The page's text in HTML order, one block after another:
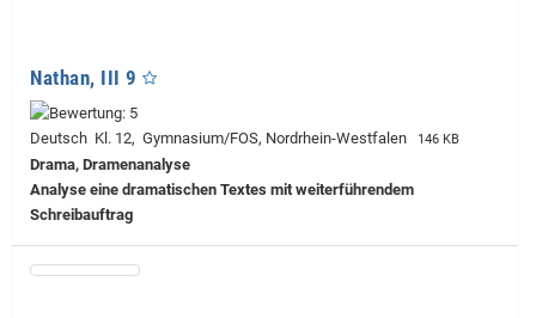
Nathan, III 9
Deutsch Kl. 12, Gymnasium/FOS, Nordrhein-Westfalen 146 KB
Drama, Dramenanalyse
Analyse eine dramatischen Textes mit weiterführendem
Schreibauftrag